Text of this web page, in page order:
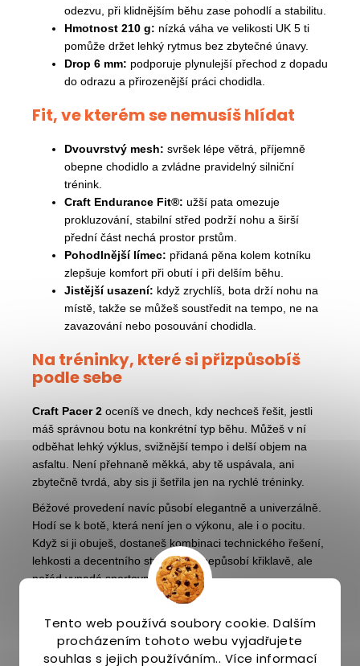
Tento web používá soubory cookie. Dalším
procházením tohoto webu vyjadřujete
souhlas s jejich používáním.. Více informací
odezvu, při klidnějším běhu zase pohodlí a stabilitu.
Hmotnost 210 g: nízká váha ve velikosti UK 5 ti
pomůže držet lehký rytmus bez zbytečné únavy.
Drop 6 mm: podporuje plynulejší přechod z dopadu
do odrazu a přirozenější práci chodidla.
Fit, ve kterém se nemusíš hlídat
Dvouvrstvý mesh: svršek lépe větrá, příjemně
obepne chodidlo a zvládne pravidelný silniční
trénink.
Craft Endurance Fit®: užší pata omezuje
prokluzování, stabilní střed podrží nohu a širší
přední část nechá prostor prstům.
Pohodlnější límec: přidaná pěna kolem kotníku
zlepšuje komfort při obutí i při delším běhu.
Jistější usazení: když zrychlíš, bota drží nohu na
místě, takže se můžeš soustředit na tempo, ne na
zavazování nebo posouvání chodidla.
Na tréninky, které si přizpůsobíš
podle sebe
Craft Pacer 2 oceníš ve dnech, kdy nechceš řešit, jestli
máš správnou botu na konkrétní typ běhu. Můžeš v ní
odběhat lehký výklus, svižnější tempo i delší objem na
asfaltu. Není přehnaně měkká, aby tě uspávala, ani
zbytečně tvrdá, aby sis ji šetřila jen na rychlé tréninky.
Béžové provedení navíc působí elegantně a univerzálně.
Hodí se k botě, která není jen o výkonu, ale i o pocitu.
Když si ji obuješ, dostaneš kombinaci technického řešení,
lehkosti a decentního stylu, který nepůsobí křiklavě, ale
pořád vypadá sportovně.
Promyšlenější materiály pro každý
kilometr
PěnaPx Foam™není zajímavá jen tím, jak běží. Při její